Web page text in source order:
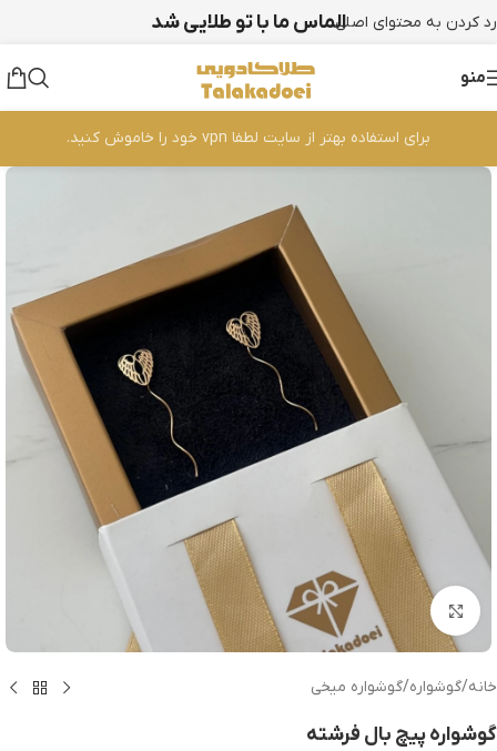
رد کردن به محتوای اصلیالماس ما با تو طلایی شد
منو
برای استفاده بهتر از سایت لطفا vpn خود را خاموش کنید.
بزرگنمایی تصویر
خانه/گوشواره/گوشواره میخی
گوشواره پیچ بال فرشته